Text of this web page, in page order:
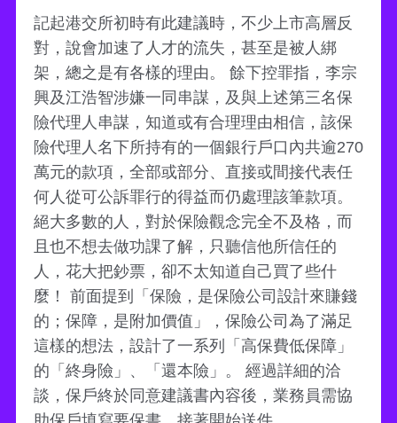
記起港交所初時有此建議時，不少上市高層反
對，說會加速了人才的流失，甚至是被人綁
架，總之是有各樣的理由。 餘下控罪指，李宗
興及江浩智涉嫌一同串謀，及與上述第三名保
險代理人串謀，知道或有合理理由相信，該保
險代理人名下所持有的一個銀行戶口內共逾270
萬元的款項，全部或部分、直接或間接代表任
何人從可公訴罪行的得益而仍處理該筆款項。
絕大多數的人，對於保險觀念完全不及格，而
且也不想去做功課了解，只聽信他所信任的
人，花大把鈔票，卻不太知道自己買了些什
麼！ 前面提到「保險，是保險公司設計來賺錢
的；保障，是附加價值」，保險公司為了滿足
這樣的想法，設計了一系列「高保費低保障」
的「終身險」、「還本險」。 經過詳細的洽
談，保戶終於同意建議書內容後，業務員需協